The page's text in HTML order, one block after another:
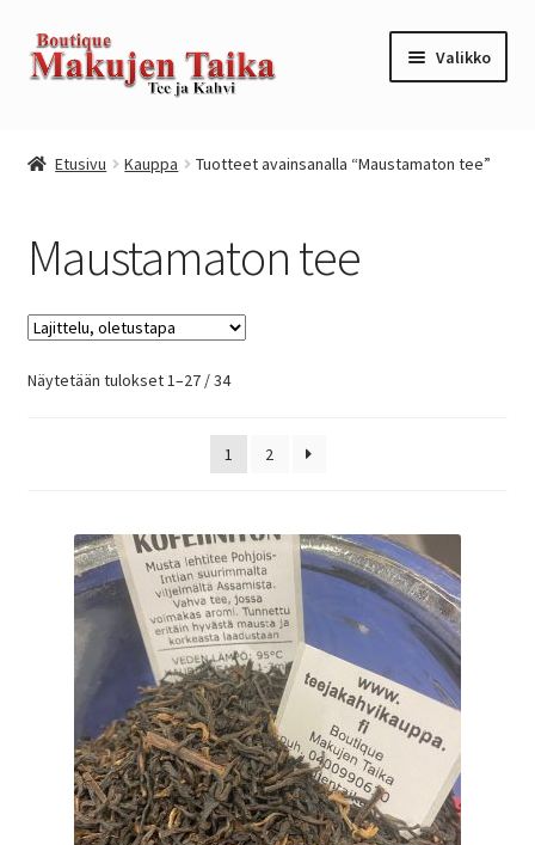
Siirry
navigointiin
Siirry
sisältöön
Valikko
Kassa
Kauppa
Oma tili
Yrityksille
Etusivu Kauppa Tuotteet avainsanalla “Maustamaton tee”
Maustamaton tee
Näytetään tulokset 1–27 / 34
1 2